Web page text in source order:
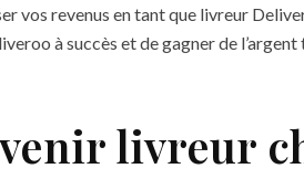
vos revenus en tant que livreur
à succès et de gagner de l’argent
livreur